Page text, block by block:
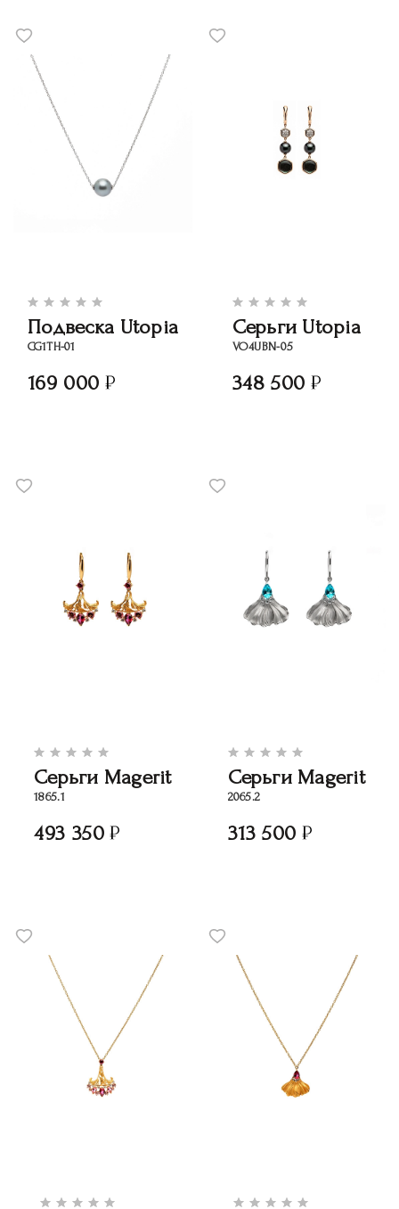
Подвеска Utopia
CG1TH-01
169 000
Серьги Utopia
VO4UBN-05
348 500
Серьги Magerit
1865.1
493 350
Серьги Magerit
2065.2
313 500